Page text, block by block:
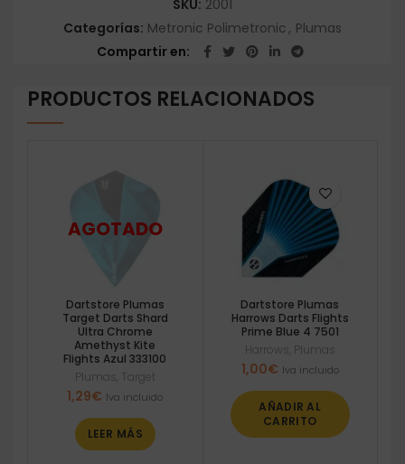
SKU: 2001
Categorías: Metronic Polimetronic, Plumas
Compartir en
PRODUCTOS RELACIONADOS
Dartstore Plumas
Target Darts Shard
Ultra Chrome
Amethyst Kite
Flights Azul 333100
Plumas Target
1,29€ Iva incluido
LEER MÁS
Dartstore Plumas
Harrows Darts Flights
Prime Blue 4 7501
Harrows Plumas
1,00€ Iva incluido
AÑADIR AL
CARRITO